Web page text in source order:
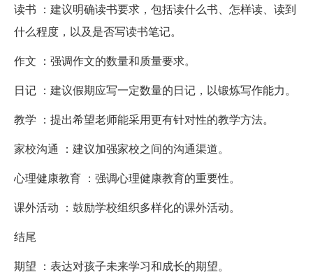
读书 ：建议明确读书要求，包括读什么书、怎样读、读到
什么程度，以及是否写读书笔记。
作文 ：强调作文的数量和质量要求。
日记 ：建议假期应写一定数量的日记，以锻炼写作能力。
教学 ：提出希望老师能采用更有针对性的教学方法。
家校沟通 ：建议加强家校之间的沟通渠道。
心理健康教育 ：强调心理健康教育的重要性。
课外活动 ：鼓励学校组织多样化的课外活动。
结尾
期望 ：表达对孩子未来学习和成长的期望。